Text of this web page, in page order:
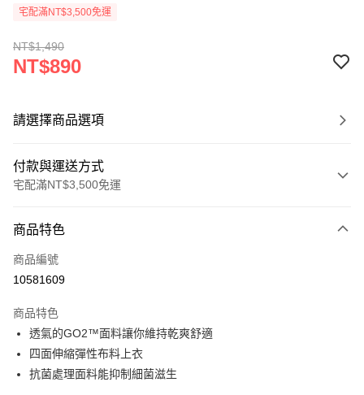
宅配滿NT$3,500免運
NT$1,490
NT$890
請選擇商品選項
付款與運送方式
宅配滿NT$3,500免運
信用卡一次付款
ATM付款
運送方式
宅配
每筆NT$100，滿NT$3,500(含以上)免運費
商品特色
商品編號
10581609
商品特色
透氣的GO2™面料讓你維持乾爽舒適
四面伸縮彈性布料上衣
抗菌處理面料能抑制細菌滋生